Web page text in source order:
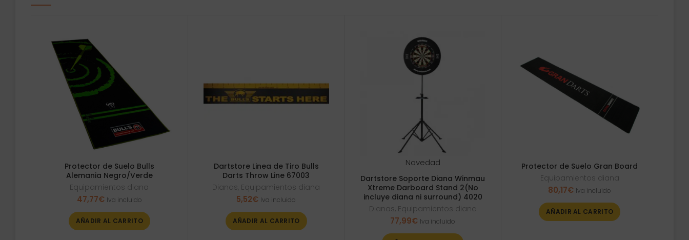
Protector de Suelo Bulls
Alemania Negro/Verde
Equipamientos diana
47,77€ Iva incluido
AÑADIR AL CARRITO
Dartstore Linea de Tiro Bulls
Darts Throw Line 67003
Dianas, Equipamientos diana
5,52€ Iva incluido
AÑADIR AL CARRITO
Novedad
Dartstore Soporte Diana Winmau
Xtreme Darboard Stand 2(No
incluye diana ni surround) 4020
Dianas, Equipamientos diana
77,99€ Iva incluido
Protector de Suelo Gran Board
Equipamientos diana
80,17€ Iva incluido
AÑADIR AL CARRITO